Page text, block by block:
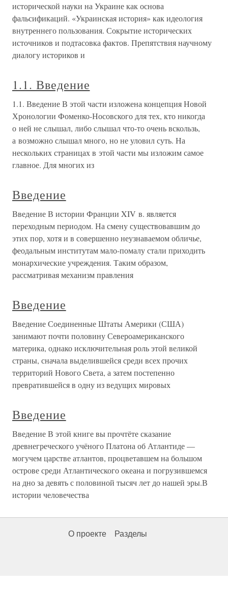
исторической науки на Украине как основа
фальсификаций. «Украинская история» как идеология
внутреннего пользования. Сокрытие исторических
источников и подтасовка фактов. Препятствия научному
диалогу историков и
1.1. Введение
1.1. Введение В этой части изложена концепция Новой
Хронологии Фоменко-Носовского для тех, кто никогда
о ней не слышал, либо слышал что-то очень вскользь,
а возможно слышал много, но не уловил суть. На
нескольких страницах в этой части мы изложим самое
главное. Для многих из
Введение
Введение В истории Франции XIV в. является
переходным периодом. На смену существовавшим до
этих пор, хотя и в совершенно неузнаваемом обличье,
феодальным институтам мало-помалу стали приходить
монархические учреждения. Таким образом,
рассматривая механизм правления
Введение
Введение Соединенные Штаты Америки (США)
занимают почти половину Североамериканского
материка, однако исключительная роль этой великой
страны, сначала выделившейся среди всех прочих
территорий Нового Света, а затем постепенно
превратившейся в одну из ведущих мировых
Введение
Введение В этой книге вы прочтёте сказание
древнегреческого учёного Платона об Атлантиде —
могучем царстве атлантов, процветавшем на большом
острове среди Атлантического океана и погрузившемся
на дно за девять с половиной тысяч лет до нашей эры.В
истории человечества
О проекте Разделы